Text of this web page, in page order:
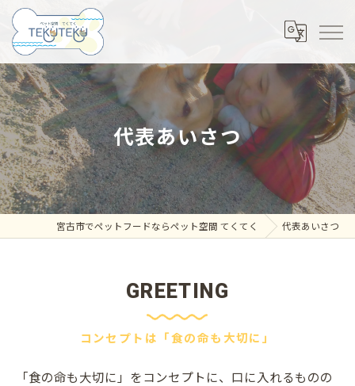
代表あいさつ
宮古市でペットフードならペット空間 てくてく 代表あいさつ
コンセプトは「食の命も大切に」
GREETING
「食の命も大切に」をコンセプトに、口に入れるものの